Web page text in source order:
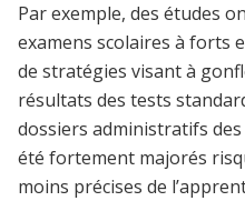
Par exemple, des études
examens scolaires à forts
de stratégies visant à
résultats des tests
dossiers administratifs
été fortement majorés
moins précises de